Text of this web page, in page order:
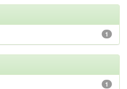
1
1